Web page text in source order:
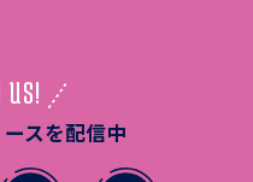
US!
スを配信中